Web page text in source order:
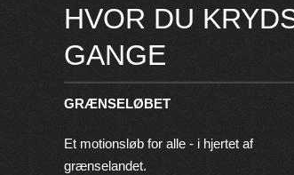
HVOR DU
GANGE
GRÆNSELØBET
Et motionsløb for alle - i hjertet af
grænselandet.